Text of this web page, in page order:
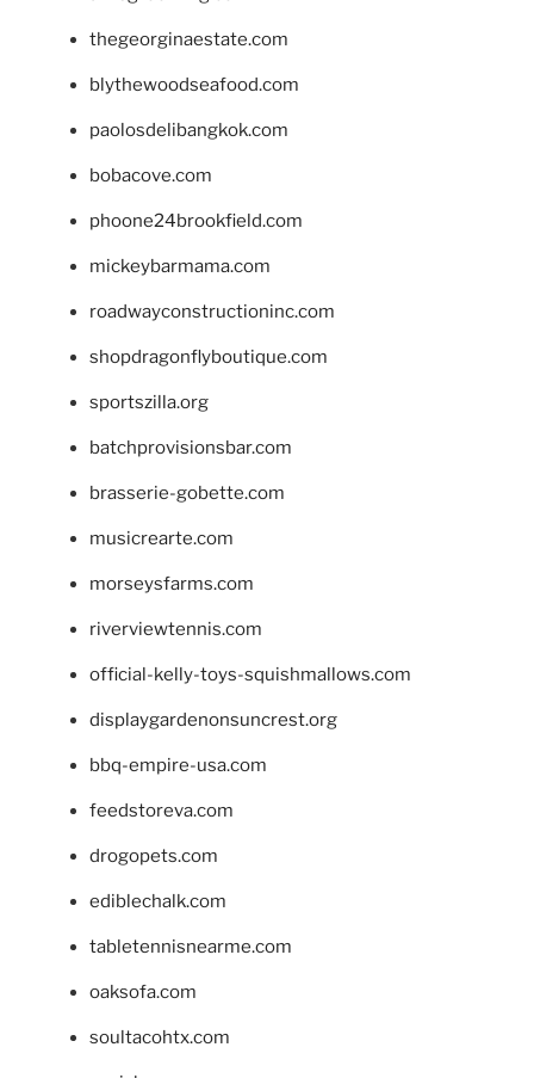
thegeorginaestate.com
blythewoodseafood.com
paolosdelibangkok.com
bobacove.com
phoone24brookfield.com
mickeybarmama.com
roadwayconstructioninc.com
shopdragonflyboutique.com
sportszilla.org
batchprovisionsbar.com
brasserie-gobette.com
musicrearte.com
morseysfarms.com
riverviewtennis.com
official-kelly-toys-squishmallows.com
displaygardenonsuncrest.org
bbq-empire-usa.com
feedstoreva.com
drogopets.com
ediblechalk.com
tabletennisnearme.com
oaksofa.com
soultacohtx.com